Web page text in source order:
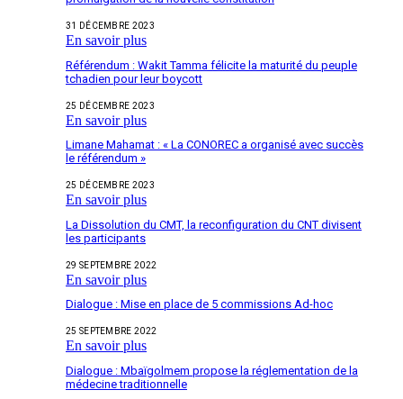
31 DÉCEMBRE 2023
En savoir plus
Référendum : Wakit Tamma félicite la maturité du peuple
tchadien pour leur boycott
25 DÉCEMBRE 2023
En savoir plus
Limane Mahamat : « La CONOREC a organisé avec succès
le référendum »
25 DÉCEMBRE 2023
En savoir plus
La Dissolution du CMT, la reconfiguration du CNT divisent
les participants
29 SEPTEMBRE 2022
En savoir plus
Dialogue : Mise en place de 5 commissions Ad-hoc
25 SEPTEMBRE 2022
En savoir plus
Dialogue : Mbaïgolmem propose la réglementation de la
médecine traditionnelle